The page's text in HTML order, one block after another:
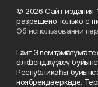
© 2026 Сайт издания
разрешено только с
Об использовании
Гәзит Элемтә,
өлкәһендә күҙәтеү
Республикаһы
ноябрендә теркәлде.